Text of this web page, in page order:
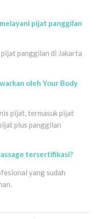
pijat panggilan
pijat panggilan di Jakarta
oleh Your Body
pijat, termasuk pijat
plus panggilan
tersertifikasi?
yang sudah